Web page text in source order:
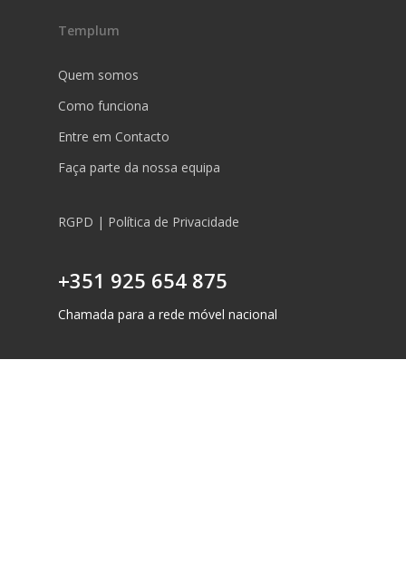
Templum
Quem somos
Como funciona
Entre em Contacto
Faça parte da nossa equipa
RGPD | Política de Privacidade
+351 925 654 875
Chamada para a rede móvel nacional